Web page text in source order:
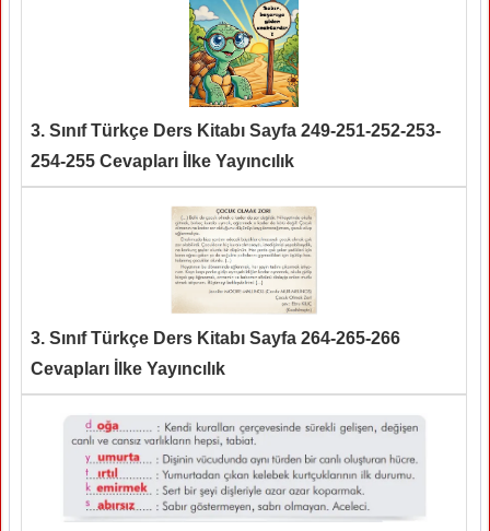
3. Sınıf Türkçe Ders Kitabı Sayfa 249-251-252-253-
254-255 Cevapları İlke Yayıncılık
3. Sınıf Türkçe Ders Kitabı Sayfa 264-265-266
Cevapları İlke Yayıncılık